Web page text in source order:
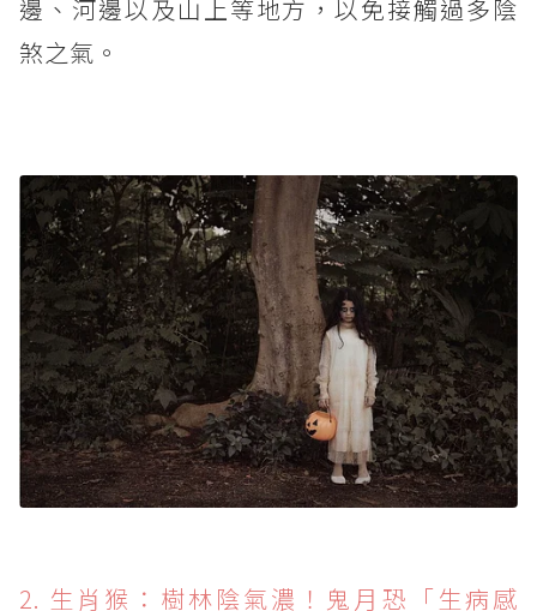
邊、河邊以及山上等地方，以免接觸過多陰
煞之氣。
2. 生肖猴：樹林陰氣濃！鬼月恐「生病感